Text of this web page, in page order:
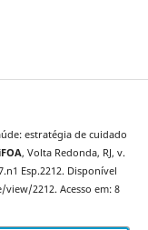
estratégia de cuidado
, Volta Redonda, RJ, v.
Esp.2212. Disponível
2212. Acesso em: 8